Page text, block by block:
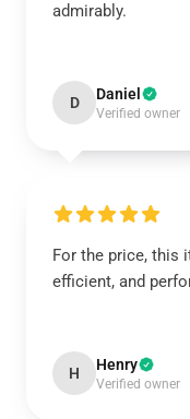
admirably.
D Daniel
Verified owner
For the price, this
efficient, and
H Henry
Verified owner